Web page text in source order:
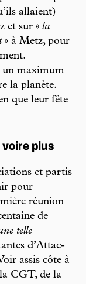
allaient)
et sur « la
» à Metz, pour
un maximum
la planète.
que leur fête
plus
et partis
pour
réunion
de
telle
d’Attac-
assis côte à
CGT, de la